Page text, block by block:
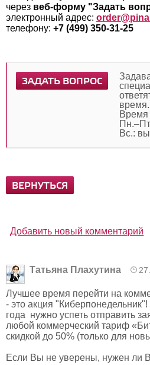
через веб-форму "Задать
электронный адрес:
телефону: +7 (499) 350-31-25
ЗАДАТЬ ВОПРОС
время.
Время
Вс.:
ВЕРНУТЬСЯ
Добавить новый комментарий
Татьяна Плахутина
Лучшее время перейти на
- это акция
года нужно успеть отправить
любой коммерческий тариф
скидкой до 50% (только для
Если Вы не уверены, нужен ли